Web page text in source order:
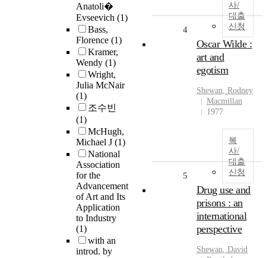
Anatoli�
Evseevich (1)
Bass,
Florence (1)
Kramer,
Wendy (1)
Wright,
Julia McNair
(1)
조수빈
(1)
McHugh,
Michael J (1)
National
Association
for the
Advancement
of Art and Its
Application
to Industry
(1)
with an
introd. by
사/
대출
신청
4
Oscar Wilde :
art and
egotism
Shewan, Rodney
Macmillan
1977
복
사/
대출
신청
5
Drug use and
prisons : an
international
perspective
Shewan, David